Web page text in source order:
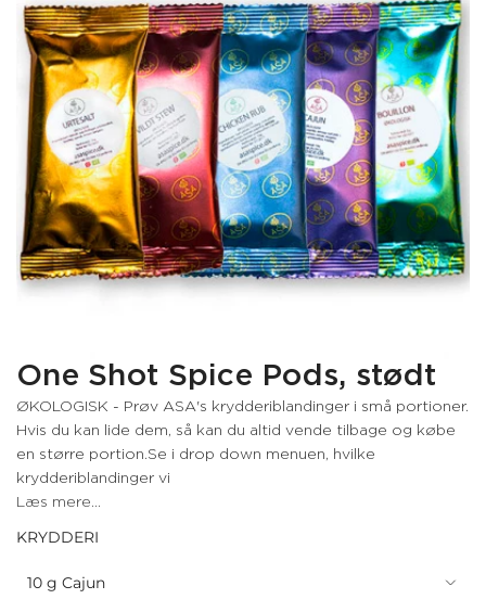
One Shot Spice Pods, stødt
ØKOLOGISK - Prøv ASA's krydderiblandinger i små portioner.
Hvis du kan lide dem, så kan du altid vende tilbage og købe
en større portion.Se i drop down menuen, hvilke
krydderiblandinger vi
Læs mere...
KRYDDERI
10 g Cajun